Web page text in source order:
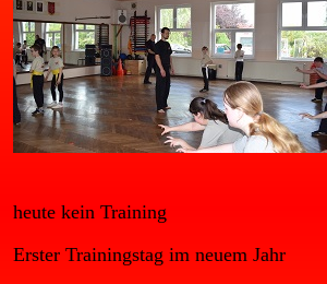
heute kein Training
Erster Trainingstag im neuem Jahr